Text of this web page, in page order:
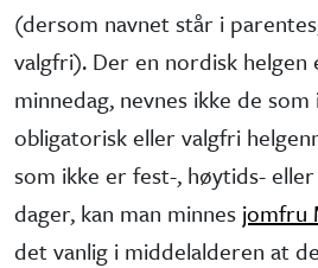
(dersom navnet står i
valgfri). Der en nordisk
minne­dag, nevnes ikke de
obliga­torisk eller valgfri
som ikke er fest-, høytids-
dager, kan man minnes jomfru
det vanlig i middel­alderen at